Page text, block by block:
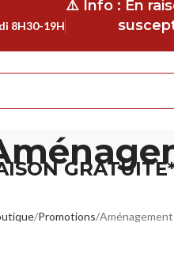
8H30-19H
⚠️ Info : En
Promotions